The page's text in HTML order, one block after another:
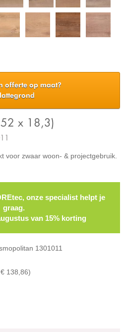
offerte op maat?
x 18,3)
voor zwaar woon- & projectgebruik.
onze specialist helpt je
graag.
van 15% korting
1301011
138,86)